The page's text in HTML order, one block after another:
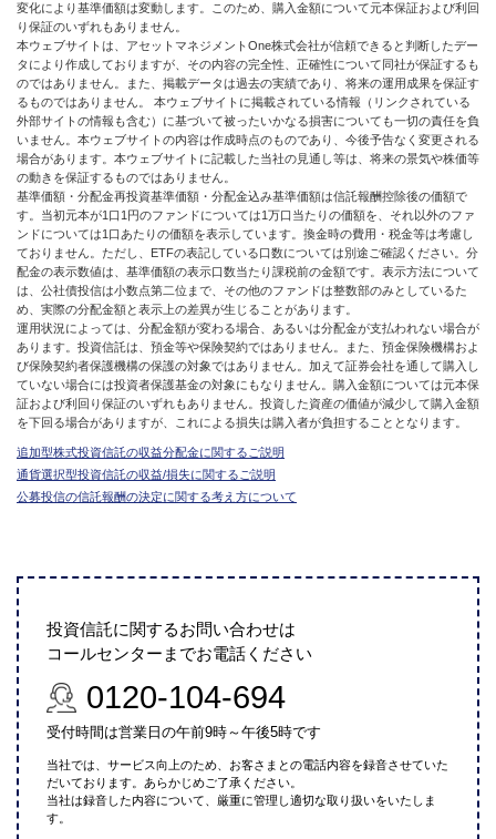
変化により基準価額は変動します。このため、購入金額について元本保証および利回
り保証のいずれもありません。
本ウェブサイトは、アセットマネジメントOne株式会社が信頼できると判断したデー
タにより作成しておりますが、その内容の完全性、正確性について同社が保証するも
のではありません。また、掲載データは過去の実績であり、将来の運用成果を保証す
るものではありません。 本ウェブサイトに掲載されている情報（リンクされている
外部サイトの情報も含む）に基づいて被ったいかなる損害についても一切の責任を負
いません。本ウェブサイトの内容は作成時点のものであり、今後予告なく変更される
場合があります。本ウェブサイトに記載した当社の見通し等は、将来の景気や株価等
の動きを保証するものではありません。
基準価額・分配金再投資基準価額・分配金込み基準価額は信託報酬控除後の価額で
す。当初元本が1口1円のファンドについては1万口当たりの価額を、それ以外のファ
ンドについては1口あたりの価額を表示しています。換金時の費用・税金等は考慮し
ておりません。ただし、ETFの表記している口数については別途ご確認ください。分
配金の表示数値は、基準価額の表示口数当たり課税前の金額です。表示方法について
は、公社債投信は小数点第二位まで、その他のファンドは整数部のみとしているた
め、実際の分配金額と表示上の差異が生じることがあります。
運用状況によっては、分配金額が変わる場合、あるいは分配金が支払われない場合が
あります。投資信託は、預金等や保険契約ではありません。また、預金保険機構およ
び保険契約者保護機構の保護の対象ではありません。加えて証券会社を通して購入し
ていない場合には投資者保護基金の対象にもなりません。購入金額については元本保
証および利回り保証のいずれもありません。投資した資産の価値が減少して購入金額
を下回る場合がありますが、これによる損失は購入者が負担することとなります。
追加型株式投資信託の収益分配金に関するご説明
通貨選択型投資信託の収益/損失に関するご説明
公募投信の信託報酬の決定に関する考え方について
投資信託に関するお問い合わせは
コールセンターまでお電話ください
0120-104-694
受付時間は営業日の午前9時～午後5時です
当社では、サービス向上のため、お客さまとの電話内容を録音させていた
だいております。あらかじめご了承ください。
当社は録音した内容について、厳重に管理し適切な取り扱いをいたしま
す。